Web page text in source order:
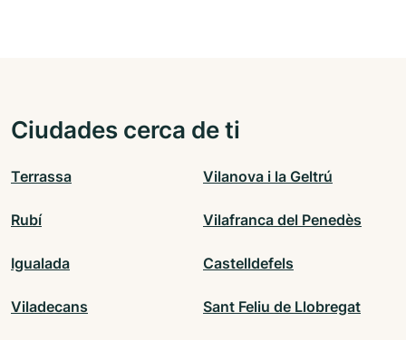
Ciudades cerca de ti
Terrassa Vilanova i la Geltrú
Rubí Vilafranca del Penedès
Igualada Castelldefels
Viladecans Sant Feliu de Llobregat